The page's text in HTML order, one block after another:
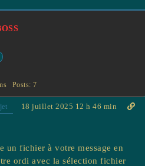
Posts: 7
18 juillet 2025 12 h 46 min
un fichier à votre message en
ordi avec la sélection fichier